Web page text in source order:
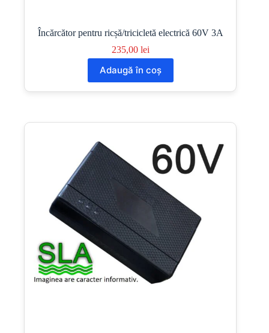
Încărcător pentru ricșă/tricicletă electrică 60V 3A
235,00 lei
Adaugă în coș